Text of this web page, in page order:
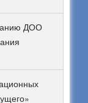
ДОО